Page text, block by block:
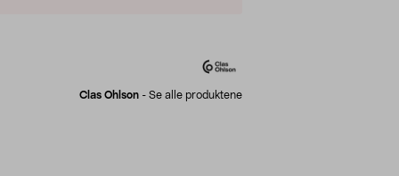
Clas Ohlson - Se alle produktene